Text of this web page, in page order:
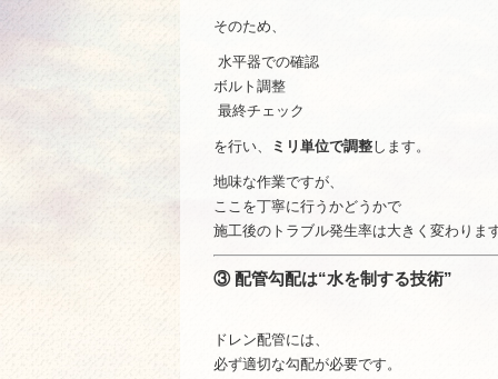
そのため、
水平器での確認
ボルト調整
最終チェック
を行い、 ミリ単位で調整します。
地味な作業ですが、
ここを丁寧に行うかどうかで
施工後のトラブル発生率は大きく変わりま
③ 配管勾配は“水を制する技術”
ドレン配管には、
必ず適切な勾配が必要です。